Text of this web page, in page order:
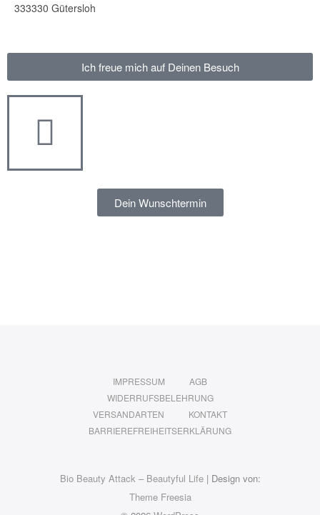
333330 Gütersloh
Ich freue mich auf Deinen Besuch
Dein Wunschtermin
IMPRESSUM
AGB
WIDERRUFSBELEHRUNG
VERSANDARTEN
KONTAKT
BARRIEREFREIHEITSERKLÄRUNG
Bio Beauty Attack – Beautyful Life| Design von:
Theme Freesia